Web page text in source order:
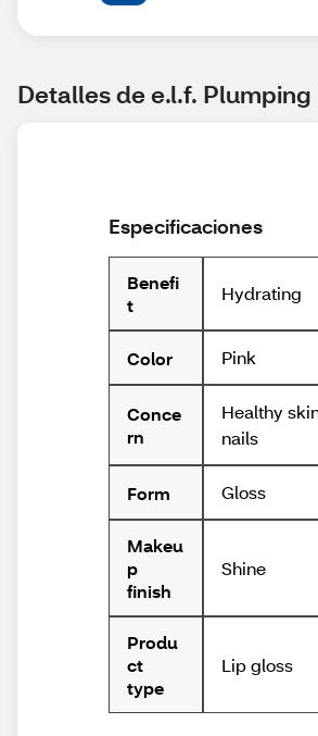
Detalles de e.l.f. Plumping
Especificaciones
Benefi
t
Hydrating
Color Pink
Conce
rn
Healthy
nails
Form Gloss
Makeu
p
finish
Shine
Produ
ct
type
Lip gloss